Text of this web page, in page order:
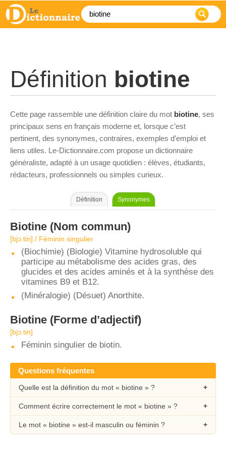
Définition biotine
Cette page rassemble une définition claire du mot biotine, ses
principaux sens en français moderne et, lorsque c’est
pertinent, des synonymes, contraires, exemples d’emploi et
liens utiles. Le-Dictionnaire.com propose un dictionnaire
généraliste, adapté à un usage quotidien : élèves, étudiants,
rédacteurs, professionnels ou simples curieux.
Définition Synonymes
Biotine (Nom commun)
[bjɔ.tin] / Féminin singulier
(Biochimie) (Biologie) Vitamine hydrosoluble qui
participe au métabolisme des acides gras, des
glucides et des acides aminés et à la synthèse des
vitamines B9 et B12.
(Minéralogie) (Désuet) Anorthite.
Biotine (Forme d’adjectif)
[bjɔ.tin]
Féminin singulier de biotin.
Questions fréquentes
Quelle est la définition du mot « biotine » ?
Comment écrire correctement le mot « biotine » ?
Le mot « biotine » est-il masculin ou féminin ?